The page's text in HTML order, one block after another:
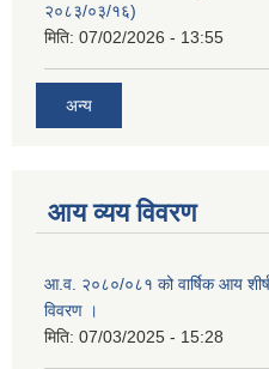
२०८३/०३/१६)
मिति: 07/02/2026 - 13:55
अन्य
आय व्यय विवरण
आ.व. २०८०/०८१ को वार्षिक आय
विवरण ।
मिति: 07/03/2025 - 15:28